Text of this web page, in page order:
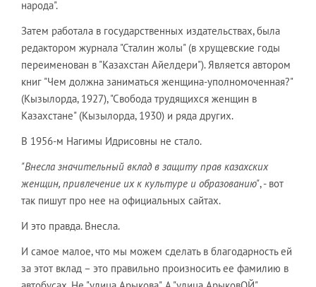
народа".
Затем работала в государственных издательствах, была
редактором журнала "Сталин жолы" (в хрущевские годы
переименован в "Казахстан Айелдери"). Является автором
книг "Чем должна заниматься женщина-уполномоченная?"
(Кызылорда, 1927), "Свобода трудящихся женщин в
Казахстане" (Кызылорда, 1930) и ряда других.
В 1956-м Нагимы Идрисовны не стало.
"Внесла значительный вклад в защиту прав казахских
женщин, привлечение их к культуре и образованию", - вот
так пишут про нее на официальных сайтах.
И это правда. Внесла.
И самое малое, что мы можем сделать в благодарность ей
за этот вклад – это правильно произносить ее фамилию в